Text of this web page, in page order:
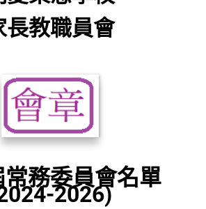
長教職員會
務委員會名單
2026)